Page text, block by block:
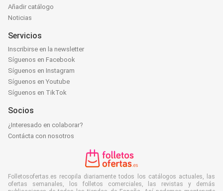
Añadir catálogo
Noticias
Servicios
Inscribirse en la newsletter
Síguenos en Facebook
Síguenos en Instagram
Síguenos en Youtube
Síguenos en TikTok
Socios
¿Interesado en colaborar?
Contácta con nosotros
Folletosofertas.es recopila diariamente todos los catálogos actuales, las
ofertas semanales, los folletos comerciales, las revistas y demás